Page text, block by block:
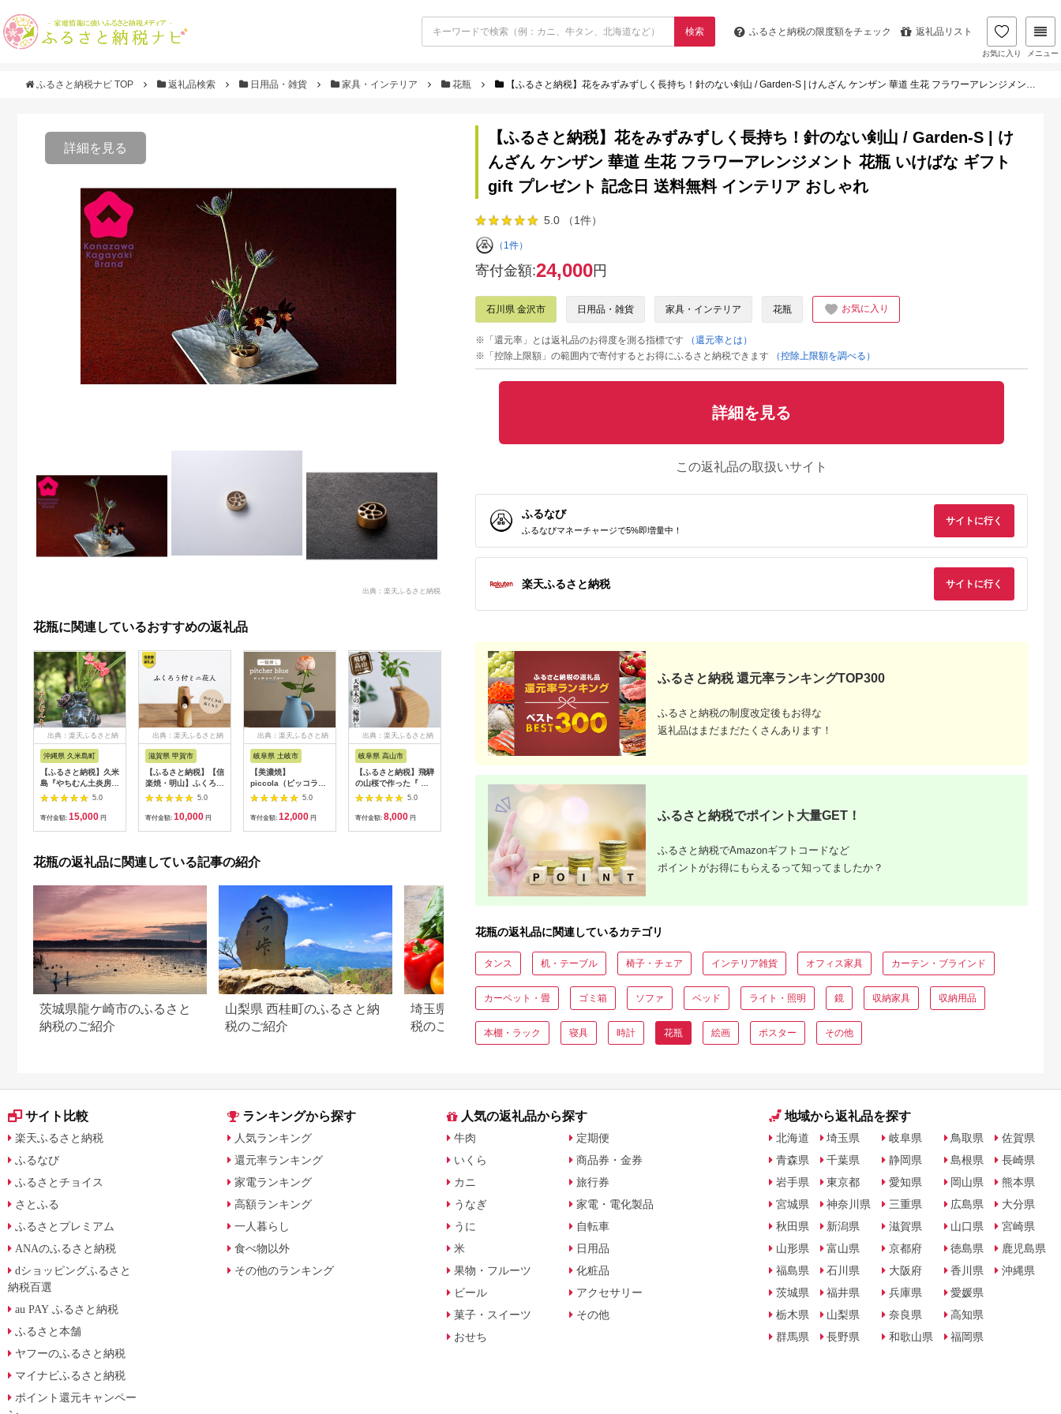
検索 ふるさと納税の限度額をチェック 返礼品リスト
お気に入り メニュー
ふるさと納税ナビ TOP 返礼品検索 日用品・雑貨 家具・インテリア 花瓶 【ふるさと納税】花をみずみずしく長持ち！針のない剣山 / Garden-S | けんざん ケンザン 華道 生花 フラワーアレンジメント 花瓶 いけばな ギフト gift プレゼント 記念日 送料無料 インテリア おしゃれ
詳細を見る
出典：楽天ふるさと納税
花瓶に関連しているおすすめの返礼品
出典：楽天ふるさと納
沖縄県 久米島町
【ふるさと納税】久米
島『やちむん土炎房』
シーサー一輪挿し
5.0
寄付金額: 15,000 円
出典：楽天ふるさと納
滋賀県 甲賀市
【ふるさと納税】【信
楽焼・明山】ふくろう
付ミニ花入 hc-19
5.0
寄付金額: 10,000 円
出典：楽天ふるさと納
岐阜県 土岐市
【美濃焼】
piccola（ピッコラ）
一輪挿し pitcher（ピ
ッチャー） ブルー
【金新製陶所】インテ
5.0
寄付金額: 12,000 円
出典：楽天ふるさと納
岐阜県 高山市
【ふるさと納税】飛騨
の山桜で作った『 天
然木の一輪挿し Luna
ルナ 』| 山桜 天然木
木工 木工製品 月 一輪
5.0
寄付金額: 8,000 円
出典：ふるさとチョイ
長崎県 波佐見町
鳥 フラワーベース 花
瓶 S・L 各1個セット
食器 皿 【堀江陶器】
寄付金額:22,000
出典：楽天ふるさと納
税
山口県 山陽小野田市
ラス作家 池本美和＞
Egg」線 吹きガラス
花瓶 池本美和 贈り物
ギフト F6L-476var
出典：楽天ふるさと納
寄付金額:16,000 円
出典：楽天ふるさと納
寄付金額:10,000 円
花瓶の返礼品に関連している記事の紹介
茨城県龍ケ崎市のふるさと
納税のご紹介
山梨県 西桂町のふるさと納
税のご紹介
埼玉県 八潮市のふるさと納
税のご紹介
山口県 美祢市のふるさと納
税のご紹介
【ふるさと納税】花をみずみずしく長持ち！針のない剣山 / Garden-S | け
んざん ケンザン 華道 生花 フラワーアレンジメント 花瓶 いけばな ギフト
gift プレゼント 記念日 送料無料 インテリア おしゃれ
5.0 （1件）
（1件）
寄付金額:24,000円
石川県 金沢市 日用品・雑貨 家具・インテリア 花瓶 お気に入り
※「還元率」とは返礼品のお得度を測る指標です
（還元率とは）
※「控除上限額」の範囲内で寄付するとお得にふるさと納税できます
（控除上限額を調べる）
詳細を見る
この返礼品の取扱いサイト
ふるなび
ふるなびマネーチャージで5%即増量中！
サイトに行く
楽天ふるさと納税 サイトに行く
ふるさと納税 還元率ランキングTOP300
ふるさと納税の制度改定後もお得な
返礼品はまだまだたくさんあります！
ふるさと納税でポイント大量GET！
ふるさと納税でAmazonギフトコードなど
ポイントがお得にもらえるって知ってましたか？
花瓶の返礼品に関連しているカテゴリ
タンス 机・テーブル 椅子・チェア インテリア雑貨 オフィス家具 カーテン・ブラインド
カーペット・畳 ゴミ箱 ソファ ベッド ライト・照明 鏡 収納家具 収納用品
本棚・ラック 寝具 時計 花瓶 絵画 ポスター その他
サイト比較
楽天ふるさと納税
ふるなび
ふるさとチョイス
さとふる
ふるさとプレミアム
ANAのふるさと納税
dショッピングふるさと
納税百選
au PAY ふるさと納税
ふるさと本舗
ヤフーのふるさと納税
マイナビふるさと納税
ポイント還元キャンペー
ランキングから探す
人気ランキング
還元率ランキング
家電ランキング
高額ランキング
一人暮らし
食べ物以外
その他のランキング
人気の返礼品から探す
牛肉
いくら
カニ
うなぎ
うに
米
果物・フルーツ
ビール
菓子・スイーツ
おせち
定期便
商品券・金券
旅行券
家電・電化製品
自転車
日用品
化粧品
アクセサリー
その他
地域から返礼品を探す
北海道
青森県
岩手県
宮城県
秋田県
山形県
福島県
茨城県
栃木県
群馬県
埼玉県
千葉県
東京都
神奈川県
新潟県
富山県
石川県
福井県
山梨県
長野県
岐阜県
静岡県
愛知県
三重県
滋賀県
京都府
大阪府
兵庫県
奈良県
和歌山県
鳥取県
島根県
岡山県
広島県
山口県
徳島県
香川県
愛媛県
高知県
福岡県
佐賀県
長崎県
熊本県
大分県
宮崎県
鹿児島県
沖縄県